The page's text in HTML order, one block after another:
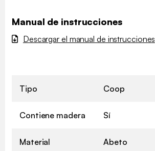
Manual de instrucciones
Descargar el manual de instrucciones
Tipo Coop
Contiene madera Sí
Material Abeto